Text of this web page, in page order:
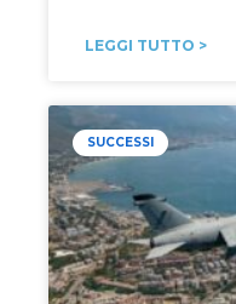
LEGGI TUTTO >
SUCCESSI